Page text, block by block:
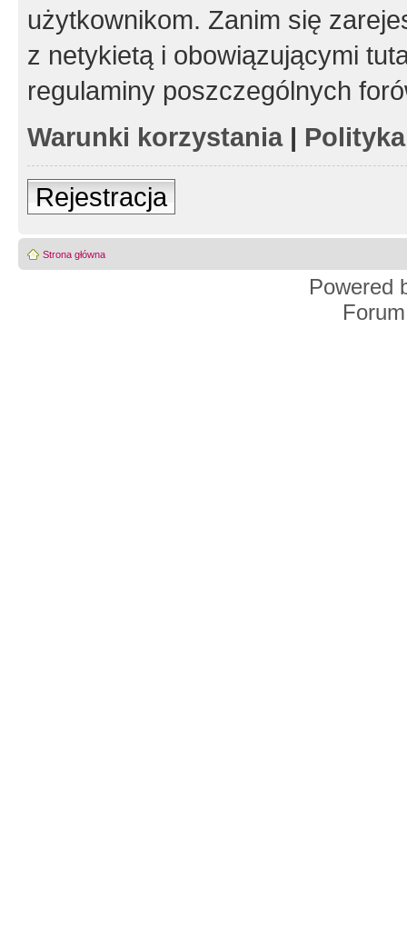
użytkownikom. Zanim się
z netykietą i obowiązującymi
regulaminy poszczególnych
Warunki korzystania|
Rejestracja
Strona główna
Powered